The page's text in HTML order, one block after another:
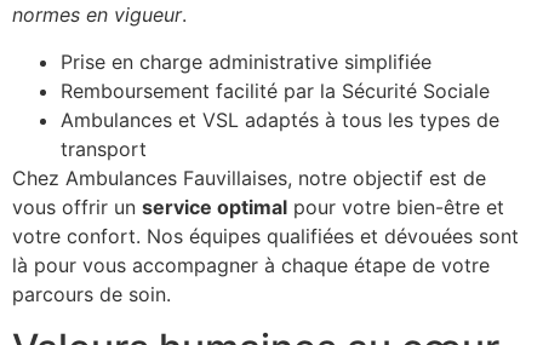
normes en vigueur.
Prise en charge administrative simplifiée
Remboursement facilité par la Sécurité Sociale
Ambulances et VSL adaptés à tous les types de
transport
Chez Ambulances Fauvillaises, notre objectif est de
vous offrir un service optimal pour votre bien-être et
votre confort. Nos équipes qualifiées et dévouées sont
là pour vous accompagner à chaque étape de votre
parcours de soin.